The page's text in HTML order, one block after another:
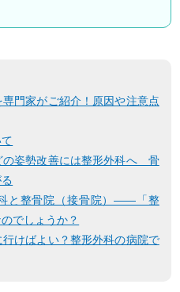
門家がご紹介！原因や注意点
姿勢改善には整形外科へ 骨
と整骨院（接骨院）――「整
でしょうか？
けばよい？整形外科の病院で